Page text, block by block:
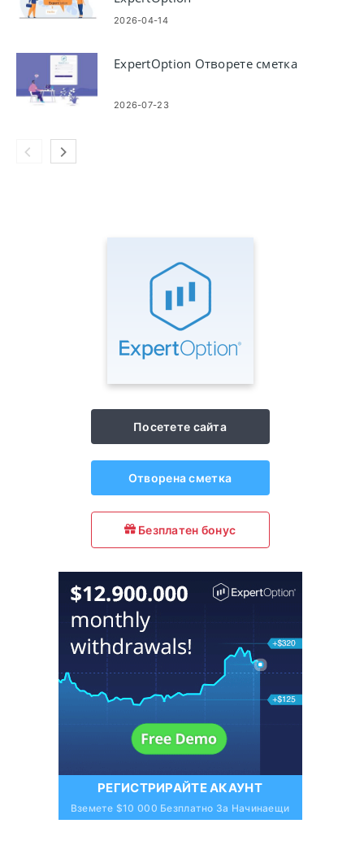
2026-04-14
ExpertOption Отворете сметка
2026-07-23
Посетете сайта
Отворена сметка
Безплатен бонус
РЕГИСТРИРАЙТЕ АКАУНТ
Вземете $10 000 Безплатно За Начинаещи